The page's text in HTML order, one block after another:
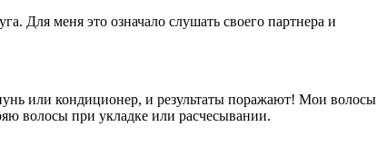
Для меня это означало слушать своего партнера и
или кондиционер, и результаты поражают! Мои волосы
волосы при укладке или расчесывании.